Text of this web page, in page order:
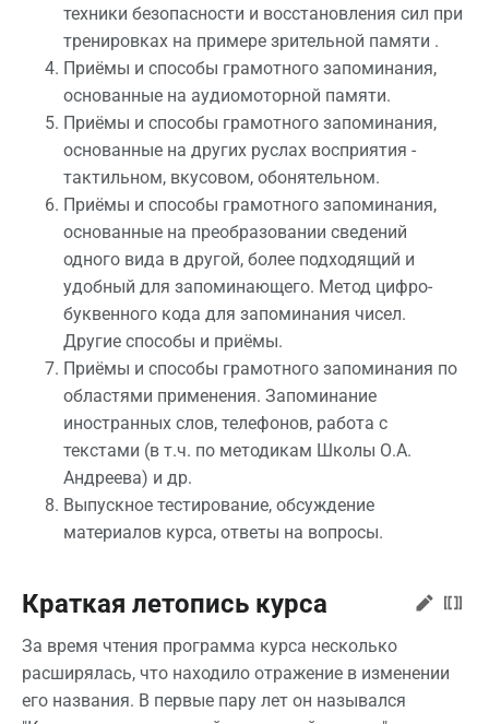
техники безопасности и восстановления сил при
тренировках на примере зрительной памяти .
Приёмы и способы грамотного запоминания,
основанные на аудиомоторной памяти.
Приёмы и способы грамотного запоминания,
основанные на других руслах восприятия -
тактильном, вкусовом, обонятельном.
Приёмы и способы грамотного запоминания,
основанные на преобразовании сведений
одного вида в другой, более подходящий и
удобный для запоминающего. Метод цифро-
буквенного кода для запоминания чисел.
Другие способы и приёмы.
Приёмы и способы грамотного запоминания по
областями применения. Запоминание
иностранных слов, телефонов, работа с
текстами (в т.ч. по методикам Школы О.А.
Андреева) и др.
Выпускное тестирование, обсуждение
материалов курса, ответы на вопросы.
Краткая летопись курса
За время чтения программа курса несколько
расширялась, что находило отражение в изменении
его названия. В первые пару лет он назывался